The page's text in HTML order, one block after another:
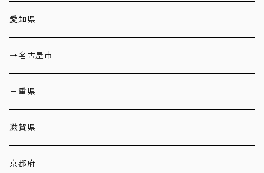
愛知県
→名古屋市
三重県
滋賀県
京都府